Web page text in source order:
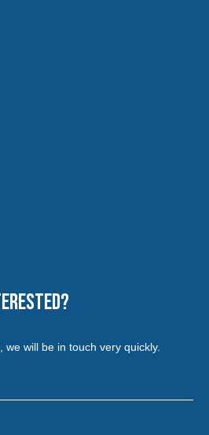
will be in touch very quickly.